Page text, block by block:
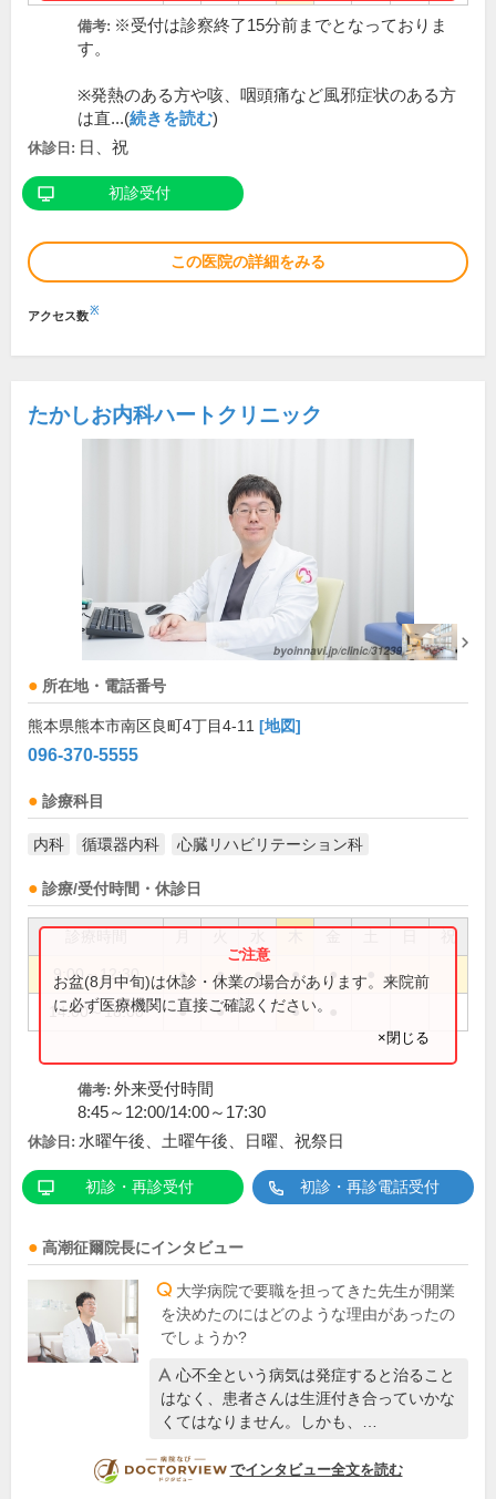
備考: ※受付は診察終了15分前までとなっておりま
す。
※発熱のある方や咳、咽頭痛など風邪症状のある方
は直...(続きを読む)
休診日: 日、祝
初診受付
この医院の詳細をみる
アクセス数※
たかしお内科ハートクリニック
所在地・電話番号
熊本県熊本市南区良町4丁目4-11 [地図]
096-370-5555
診療科目
内科 循環器内科 心臓リハビリテーション科
診療/受付時間・休診日
祝
9:00～12:30 ● ● ● ● ●
14:00～18:00 ● ● ●
お盆(8月中旬)は休診・休業の場合があります。来院前
に必ず医療機関に直接ご確認ください。
×閉じる
備考: 外来受付時間
8:45～12:00/14:00～17:30
休診日: 水曜午後、土曜午後、日曜、祝祭日
初診・再診受付 初診・再診電話受付
高潮征爾 院長にインタビュー
大学病院で要職を担ってきた先生が開業
を決めたのにはどのような理由があったの
でしょうか?
心不全という病気は発症すると治ること
はなく、患者さんは生涯付き合っていかな
くてはなりません。しかも、…
DOCTORVIEW
でインタビュー全文を読む